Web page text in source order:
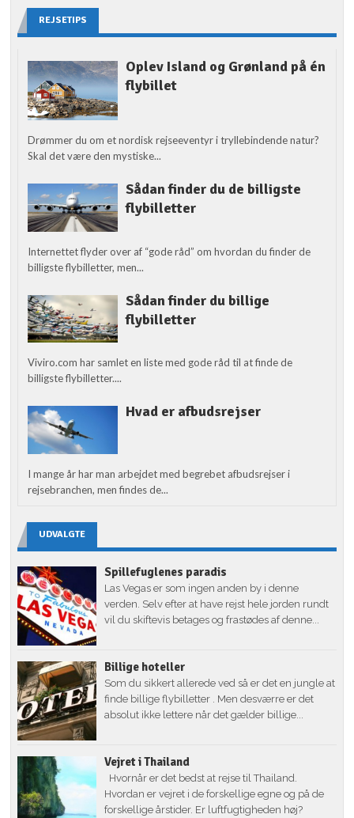
REJSETIPS
Oplev Island og Grønland på én
flybillet
Drømmer du om et nordisk rejseeventyr i tryllebindende natur?
Skal det være den mystiske...
Sådan finder du de billigste
flybilletter
Internettet flyder over af “gode råd” om hvordan du finder de
billigste flybilletter, men...
Sådan finder du billige
flybilletter
Viviro.com har samlet en liste med gode råd til at finde de
billigste flybilletter....
Hvad er afbudsrejser
I mange år har man arbejdet med begrebet afbudsrejser i
rejsebranchen, men findes de...
UDVALGTE
Spillefuglenes paradis
Las Vegas er som ingen anden by i denne
verden. Selv efter at have rejst hele jorden rundt
vil du skiftevis betages og frastødes af denne...
Billige hoteller
Som du sikkert allerede ved så er det en jungle at
finde billige flybilletter . Men desværre er det
absolut ikke lettere når det gælder billige...
Vejret i Thailand
Hvornår er det bedst at rejse til Thailand.
Hvordan er vejret i de forskellige egne og på de
forskellige årstider. Er luftfugtigheden høj?